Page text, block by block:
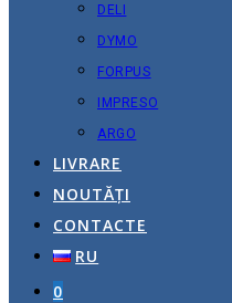
DELI
DYMO
FORPUS
IMPRESO
ARGO
LIVRARE
NOUTĂȚI
CONTACTE
RU
0